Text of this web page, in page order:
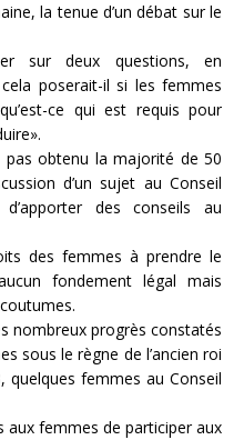
la tenue d’un débat sur le
sur deux questions, en
poserait-il si les femmes
ce qui est requis pour
pas obtenu la majorité de 50
d’un sujet au Conseil
des conseils au
des femmes à prendre le
fondement légal mais
nombreux progrès constatés
sous le règne de l’ancien roi
quelques femmes au Conseil
aux femmes de participer aux